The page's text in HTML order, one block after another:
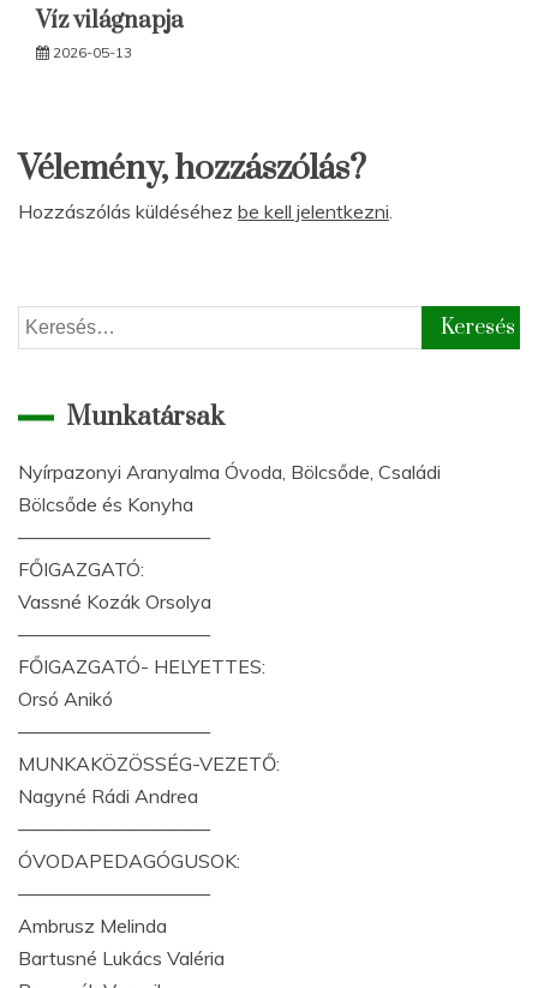
Víz világnapja
2026-05-13
Vélemény, hozzászólás?
Hozzászólás küldéséhez be kell jelentkezni.
Keresés:
Munkatársak
Nyírpazonyi Aranyalma Óvoda, Bölcsőde, Családi
Bölcsőde és Konyha
——————————
FŐIGAZGATÓ:
Vassné Kozák Orsolya
——————————
FŐIGAZGATÓ- HELYETTES:
Orsó Anikó
——————————
MUNKAKÖZÖSSÉG-VEZETŐ:
Nagyné Rádi Andrea
——————————
ÓVODAPEDAGÓGUSOK:
——————————
Ambrusz Melinda
Bartusné Lukács Valéria